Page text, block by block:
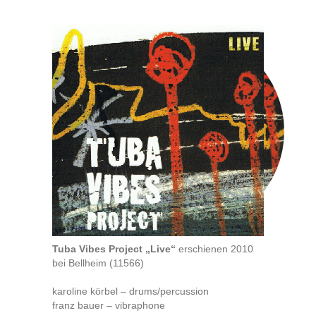
Tuba Vibes Project „Live“ erschienen 2010
bei Bellheim (11566)
karoline körbel – drums/percussion
franz bauer – vibraphone